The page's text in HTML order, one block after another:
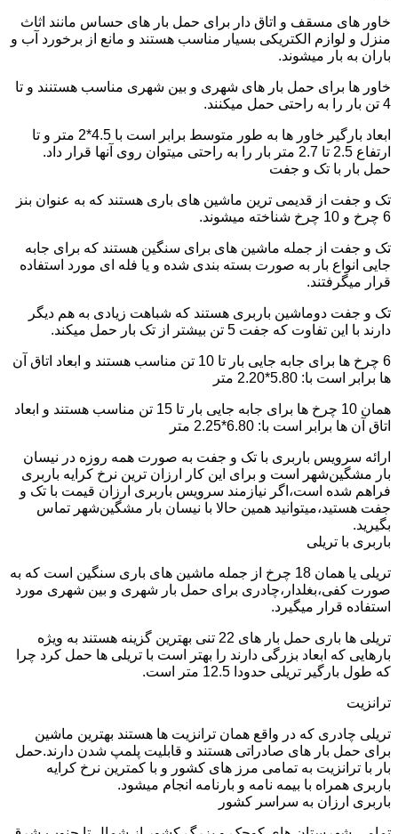
خاور های مسقف و اتاق دار برای حمل بار های حساس مانند اثاث
منزل و لوازم الکتریکی بسیار مناسب هستند و مانع از برخورد آب و
باران به بار میشوند.
خاور ها برای حمل بار های شهری و بین شهری مناسب هستنند و تا
4 تن بار را به راحتی حمل میکنند.
ابعاد بارگیر خاور ها به طور متوسط برابر است با 4.5*2 متر و تا
ارتفاع 2.5 تا 2.7 متر بار را به راحتی میتوان روی آنها قرار داد.
حمل بار با تک و جفت
تک و جفت از قدیمی ترین ماشین های باری هستند که به عنوان بنز
6 چرخ و 10 چرخ شناخته میشوند.
تک و جفت از جمله ماشین های برای سنگین هستند که برای جابه
جایی انواع بار به صورت بسته بندی شده و یا فله ای مورد استفاده
قرار میگرفتند.
تک و جفت دوماشین باربری هستند که شباهت زیادی به هم دیگر
دارند با این تفاوت که جفت 5 تن بیشتر از تک بار حمل میکند.
6 چرخ ها برای جابه جایی بار تا 10 تن مناسب هستند و ابعاد اتاق آن
ها برابر است با: 5.80*2.20 متر
همان 10 چرخ ها برای جابه جایی بار تا 15 تن مناسب هستند و ابعاد
اتاق آن ها برابر است با: 6.80*2.25 متر
ارائه سرویس باربری با تک و جفت به صورت همه روزه در نیسان
بار مشگین‌شهر است و برای این کار ارزان ترین نرخ کرایه باربری
فراهم شده است،اگر نیازمند سرویس باربری ارزان قیمت با تک و
جفت هستید،میتوانید همین حالا با نیسان بار مشگین‌شهر تماس
بگیرید.
باربری با تریلی
تریلی یا همان 18 چرخ از جمله ماشین های باری سنگین است که به
صورت کفی،بغلدار،چادری برای حمل بار شهری و بین شهری مورد
استفاده قرار میگیرد.
تریلی ها باری حمل بار های 22 تنی بهترین گزینه هستند به ویژه
بارهایی که ابعاد بزرگی دارند را بهتر است با تریلی ها حمل کرد چرا
که طول بارگیر تریلی حدودا 12.5 متر است.
ترانزیت
تریلی چادری که در واقع همان ترانزیت ها هستند بهترین ماشین
برای حمل بار های صادراتی هستند و قابلیت پلمپ شدن دارند.حمل
بار با ترانزیت به تمامی مرز های کشور و با کمترین نرخ کرایه
باربری همراه با بیمه نامه و بارنامه انجام میشود.
باربری ارزان به سراسر کشور